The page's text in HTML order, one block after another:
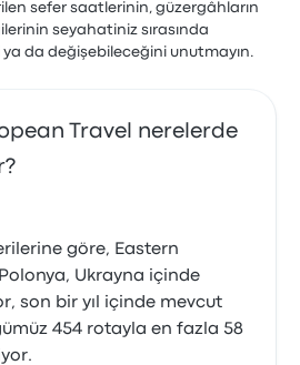
sefer saatlerinin, güzergâhların
seyahatiniz sırasında
da değişebileceğini unutmayın.
Travel nerelerde
göre, Eastern
Ukrayna içinde
son bir yıl içinde mevcut
454 rotayla en fazla 58